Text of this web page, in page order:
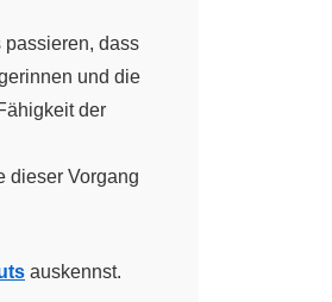
passieren, dass
und die
der
dieser Vorgang
auskennst.